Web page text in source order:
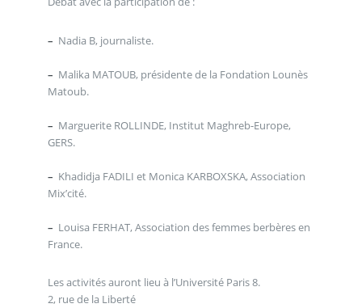
– Nadia B, journaliste.
– Malika MATOUB, présidente de la Fondation Lounès
Matoub.
– Marguerite ROLLINDE, Institut Maghreb-Europe,
GERS.
– Khadidja FADILI et Monica KARBOXSKA, Association
Mix’cité.
– Louisa FERHAT, Association des femmes berbères en
France.
Les activités auront lieu à l’Université Paris 8.
2, rue de la Liberté